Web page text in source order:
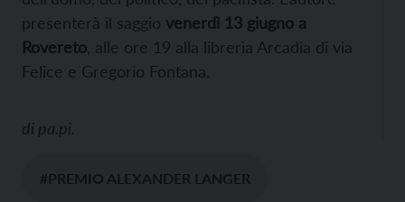
presenterà il saggio venerdì 13 giugno a
Rovereto , alle ore 19 alla libreria Arcadia di via
Felice e Gregorio Fontana.
di pa.pi.
#PREMIO ALEXANDER LANGER